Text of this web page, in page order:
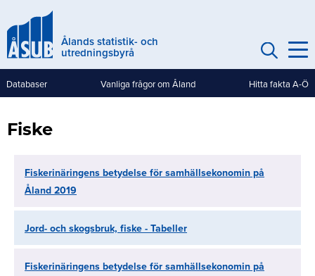
till
huvudinnehållÅlands statistik- och
utredningsbyrå
Genvägar
Databaser Vanliga frågor om Åland Hitta fakta A-Ö
Fiske
Fiskerinäringens betydelse för samhällsekonomin på
Åland 2019
Jord- och skogsbruk, fiske - Tabeller
Fiskerinäringens betydelse för samhällsekonomin på